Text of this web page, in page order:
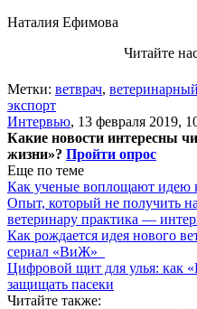
Наталия Ефимова
Читайте
Метки: ветврач,
экспорт
Интервью, 13 февраля 2019,
Какие новости интересны
жизни»? Пройти опрос
Еще по теме
Как ученые воплощают идею
Опыт, который не получить
ветеринару практика —
Как рождается идея нового
сериал «ВиЖ»
Цифровой щит для улья: как
защищать пасеки
Читайте также: